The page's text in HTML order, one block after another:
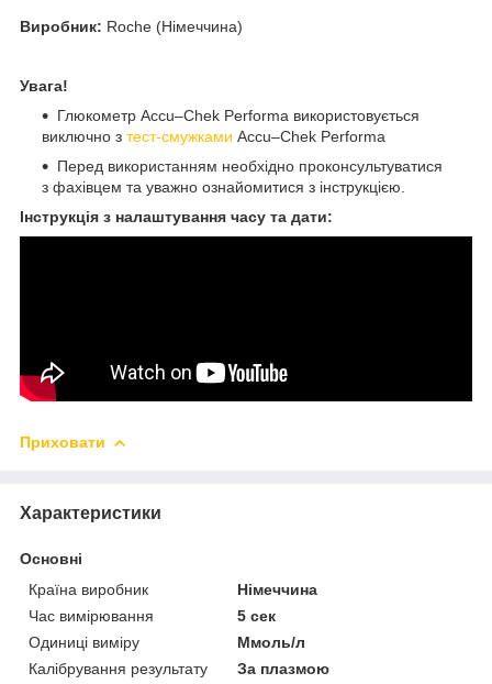
Виробник: Roche (Німеччина)
Увага!
Глюкометр Accu–Chek Performa використовується
виключно з тест-смужками Accu–Chek Performa
Перед використанням необхідно проконсультуватися
з фахівцем та уважно ознайомитися з інструкцією.
Інструкція з налаштування часу та дати:
Приховати
Характеристики
Основні
Країна виробник
Німеччина
Час вимірювання
5 сек
Одиниці виміру
Ммоль/л
Калібрування результату
За плазмою